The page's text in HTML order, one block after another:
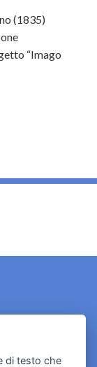
(1835)
“Imago
di testo che